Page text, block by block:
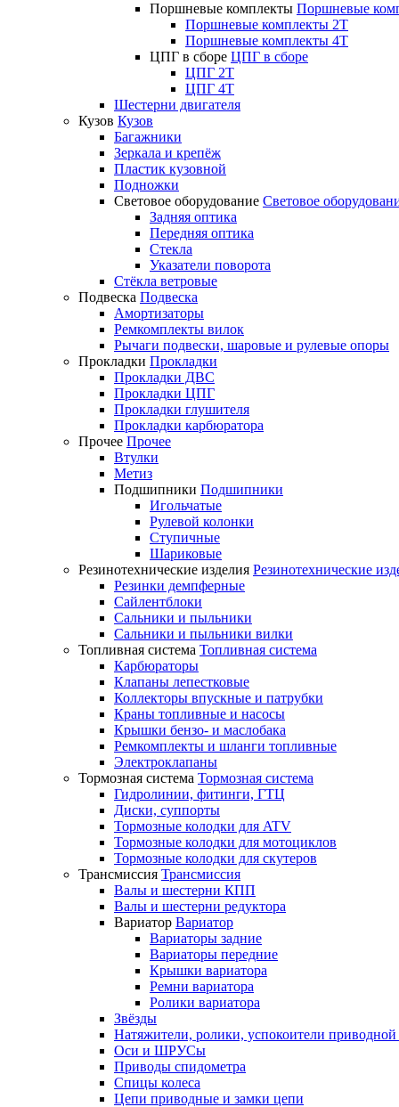
Поршневые комплекты Поршневые
Поршневые комплекты 2T
Поршневые комплекты 4T
ЦПГ в сборе ЦПГ в сборе
ЦПГ 2T
ЦПГ 4T
Шестерни двигателя
Кузов Кузов
Багажники
Зеркала и крепёж
Пластик кузовной
Подножки
Световое оборудование Световое
Задняя оптика
Передняя оптика
Стекла
Указатели поворота
Стёкла ветровые
Подвеска Подвеска
Амортизаторы
Ремкомплекты вилок
Рычаги подвески, шаровые и рулевые опоры
Прокладки Прокладки
Прокладки ДВС
Прокладки ЦПГ
Прокладки глушителя
Прокладки карбюратора
Прочее Прочее
Втулки
Метиз
Подшипники Подшипники
Игольчатые
Рулевой колонки
Ступичные
Шариковые
Резинотехнические изделия Резинотехнические
Резинки демпферные
Сайлентблоки
Сальники и пыльники
Сальники и пыльники вилки
Топливная система Топливная система
Карбюраторы
Клапаны лепестковые
Коллекторы впускные и патрубки
Краны топливные и насосы
Крышки бензо- и маслобака
Ремкомплекты и шланги топливные
Электроклапаны
Тормозная система Тормозная система
Гидролинии, фитинги, ГТЦ
Диски, суппорты
Тормозные колодки для ATV
Тормозные колодки для мотоциклов
Тормозные колодки для скутеров
Трансмиссия Трансмиссия
Валы и шестерни КПП
Валы и шестерни редуктора
Вариатор Вариатор
Вариаторы задние
Вариаторы передние
Крышки вариатора
Ремни вариатора
Ролики вариатора
Звёзды
Натяжители, ролики, успокоители
Оси и ШРУСы
Приводы спидометра
Спицы колеса
Цепи приводные и замки цепи